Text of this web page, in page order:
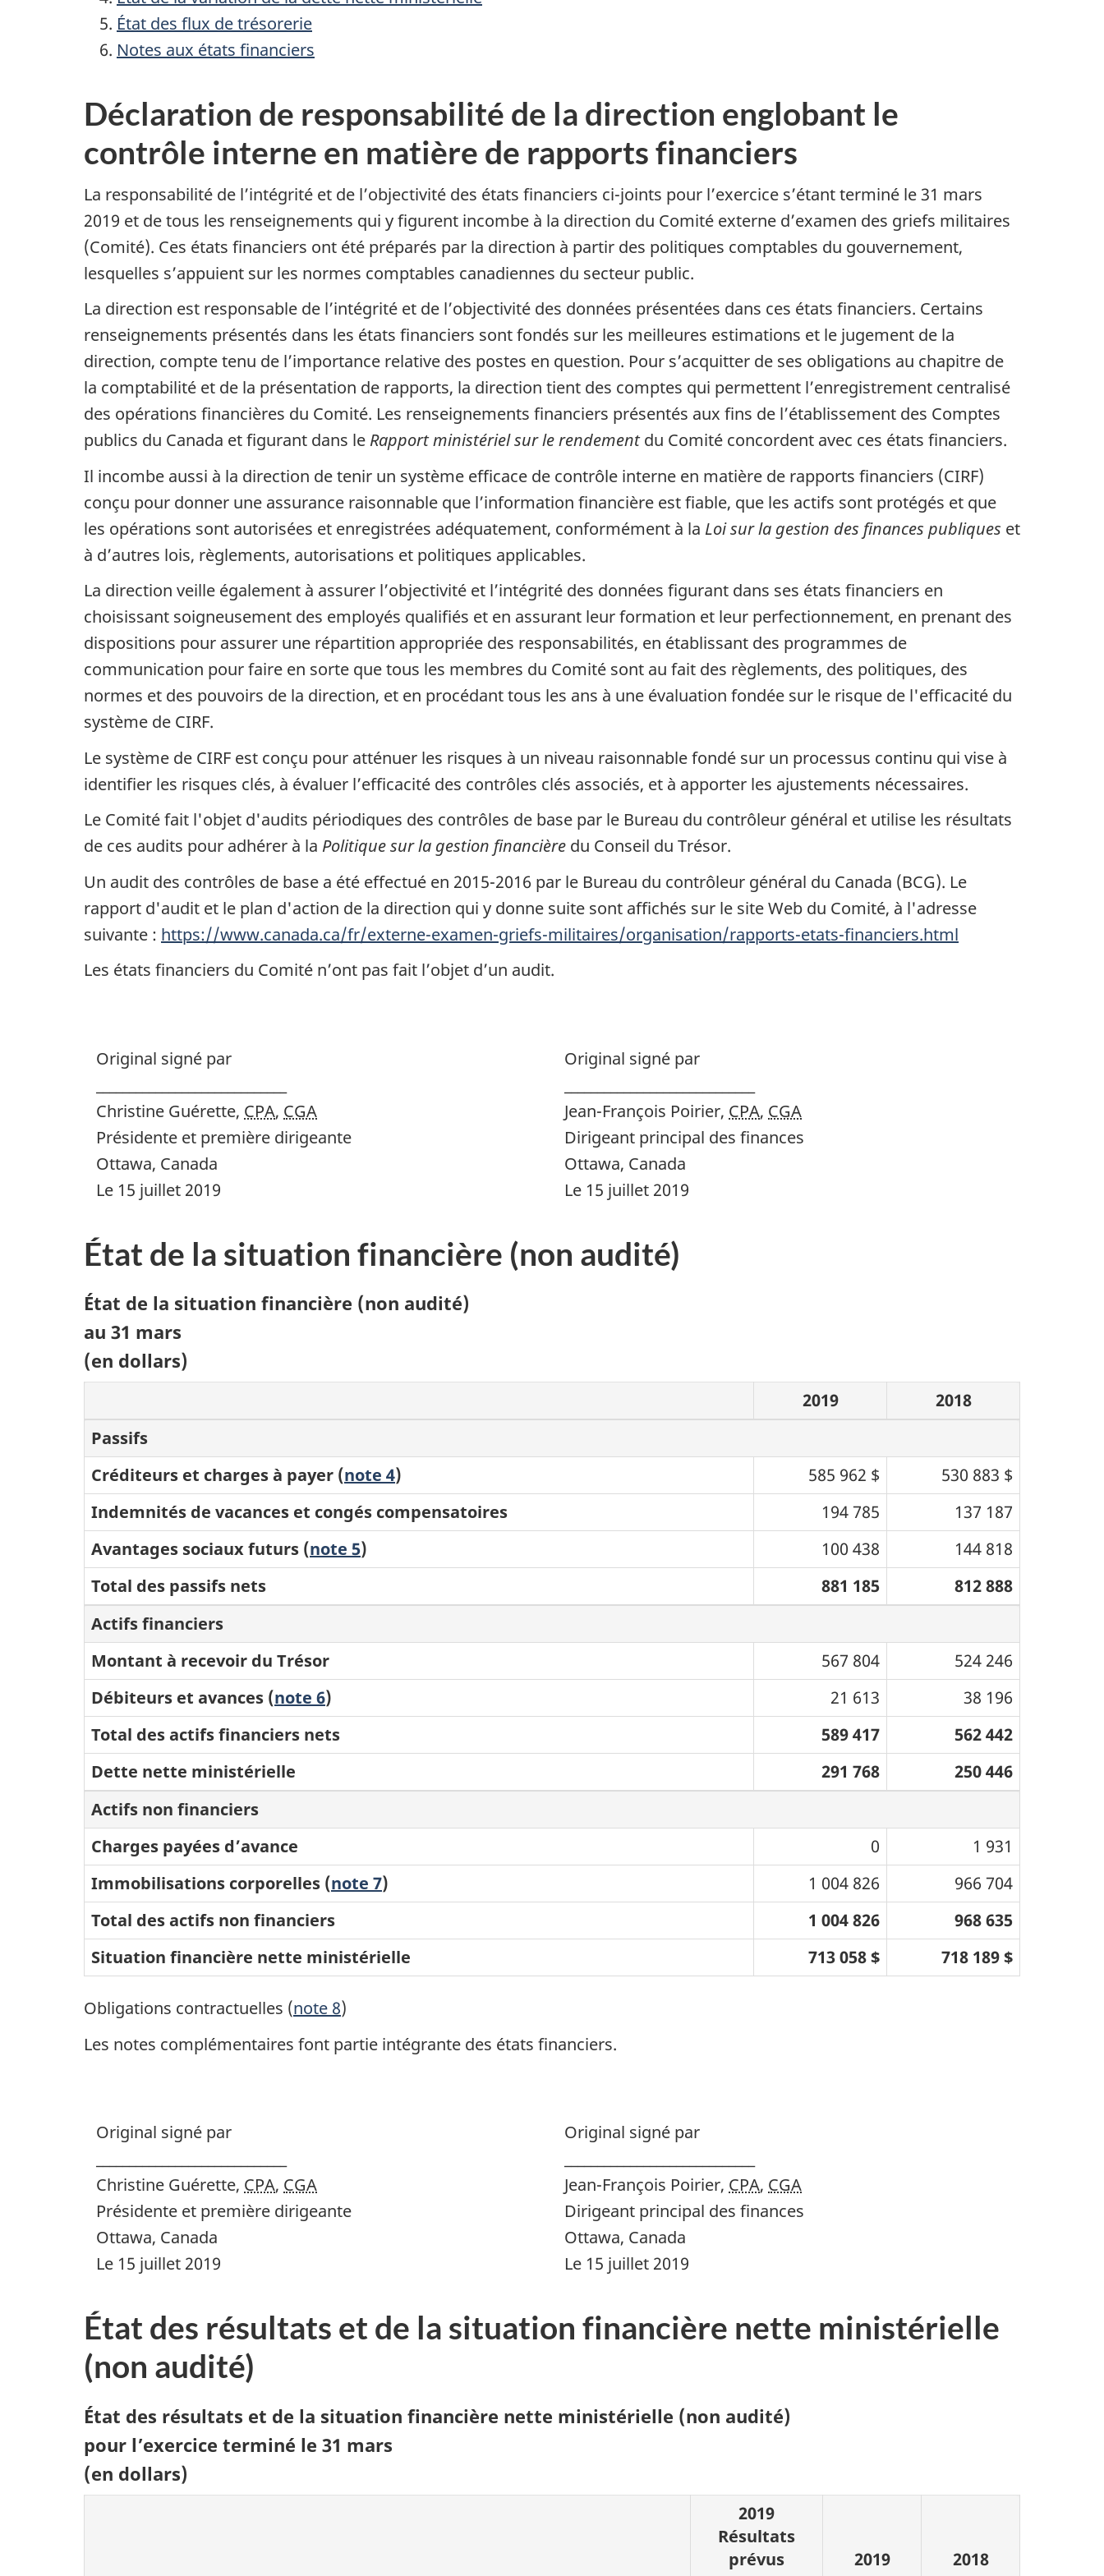
État des flux de trésorerie
Notes aux états financiers
Déclaration de responsabilité de la direction englobant le
contrôle interne en matière de rapports financiers
La responsabilité de l’intégrité et de l’objectivité des états financiers ci-joints pour l’exercice s’étant terminé le 31 mars
2019 et de tous les renseignements qui y figurent incombe à la direction du Comité externe d’examen des griefs militaires
(Comité). Ces états financiers ont été préparés par la direction à partir des politiques comptables du gouvernement,
lesquelles s’appuient sur les normes comptables canadiennes du secteur public.
La direction est responsable de l’intégrité et de l’objectivité des données présentées dans ces états financiers. Certains
renseignements présentés dans les états financiers sont fondés sur les meilleures estimations et le jugement de la
direction, compte tenu de l’importance relative des postes en question. Pour s’acquitter de ses obligations au chapitre de
la comptabilité et de la présentation de rapports, la direction tient des comptes qui permettent l’enregistrement centralisé
des opérations financières du Comité. Les renseignements financiers présentés aux fins de l’établissement des Comptes
publics du Canada et figurant dans le Rapport ministériel sur le rendementdu Comité concordent avec ces états financiers.
Il incombe aussi à la direction de tenir un système efficace de contrôle interne en matière de rapports financiers (CIRF)
conçu pour donner une assurance raisonnable que l’information financière est fiable, que les actifs sont protégés et que
les opérations sont autorisées et enregistrées adéquatement, conformément à la Loi sur la gestion des finances publiques et
à d’autres lois, règlements, autorisations et politiques applicables.
La direction veille également à assurer l’objectivité et l’intégrité des données figurant dans ses états financiers en
choisissant soigneusement des employés qualifiés et en assurant leur formation et leur perfectionnement, en prenant des
dispositions pour assurer une répartition appropriée des responsabilités, en établissant des programmes de
communication pour faire en sorte que tous les membres du Comité sont au fait des règlements, des politiques, des
normes et des pouvoirs de la direction, et en procédant tous les ans à une évaluation fondée sur le risque de l'efficacité du
système de CIRF.
Le système de CIRF est conçu pour atténuer les risques à un niveau raisonnable fondé sur un processus continu qui vise à
identifier les risques clés, à évaluer l’efficacité des contrôles clés associés, et à apporter les ajustements nécessaires.
Le Comité fait l'objet d'audits périodiques des contrôles de base par le Bureau du contrôleur général et utilise les résultats
de ces audits pour adhérer à la Politique sur la gestion financière du Conseil du Trésor.
Un audit des contrôles de base a été effectué en 2015-2016 par le Bureau du contrôleur général du Canada (BCG). Le
rapport d'audit et le plan d'action de la direction qui y donne suite sont affichés sur le site Web du Comité, à l'adresse
suivante : https://www.canada.ca/fr/externe-examen-griefs-militaires/organisation/rapports-etats-financiers.html
Les états financiers du Comité n’ont pas fait l’objet d’un audit.
Original signé par
Christine Guérette, CPA, CGA
Présidente et première dirigeante
Ottawa, Canada
Le 15 juillet 2019
Original signé par
Jean-François Poirier, CPA, CGA
Dirigeant principal des finances
Ottawa, Canada
Le 15 juillet 2019
État de la situation financière (non audité)
État de la situation financière (non audité)
au 31 mars
(en dollars)
2019
2018
Passifs
Créditeurs et charges à payer (note 4) 585 962 $
530 883 $
Indemnités de vacances et congés compensatoires
194 785
137 187
Avantages sociaux futurs (note 5) 100 438
144 818
Total des passifs nets
881 185
812 888
Actifs financiers
Montant à recevoir du Trésor
567 804
524 246
Débiteurs et avances (note 6) 21 613
38 196
Total des actifs financiers nets
589 417
562 442
Dette nette ministérielle
291 768
250 446
Actifs non financiers
Charges payées d’avance
0
1 931
Immobilisations corporelles (note 7) 1 004 826
966 704
Total des actifs non financiers
1 004 826
968 635
Situation financière nette ministérielle
713 058 $ 718 189 $
Obligations contractuelles (note 8)
Les notes complémentaires font partie intégrante des états financiers.
Original signé par
Christine Guérette, CPA, CGA
Présidente et première dirigeante
Ottawa, Canada
Le 15 juillet 2019
Original signé par
Jean-François Poirier, CPA, CGA
Dirigeant principal des finances
Ottawa, Canada
Le 15 juillet 2019
État des résultats et de la situation financière nette ministérielle
(non audité)
État des résultats et de la situation financière nette ministérielle (non audité)
pour l’exercice terminé le 31 mars
(en dollars)
2019
Résultats
prévus
2019 2018